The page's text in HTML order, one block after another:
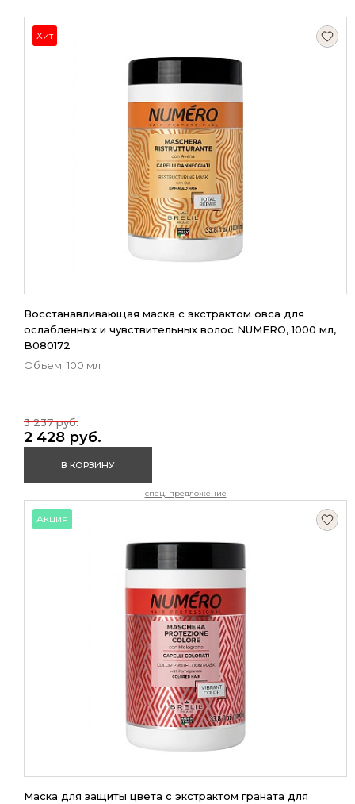
Хит
Восстанавливающая маска с экстрактом овса для
ослабленных и чувствительных волос NUMERO, 1000 мл,
B080172
Объем: 100 мл
2 428 руб.
3 237 руб.
В КОРЗИНУ
спец. предложение
Акция
Маска для защиты цвета с экстрактом граната для